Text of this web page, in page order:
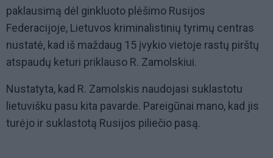
paklausimą dėl ginkluoto plėšimo Rusijos
Federacijoje, Lietuvos kriminalistinių tyrimų centras
nustatė, kad iš maždaug 15 įvykio vietoje rastų pirštų
atspaudų keturi priklauso R. Zamolskiui.
Nustatyta, kad R. Zamolskis naudojasi suklastotu
lietuvišku pasu kita pavarde. Pareigūnai mano, kad jis
turėjo ir suklastotą Rusijos piliečio pasą.